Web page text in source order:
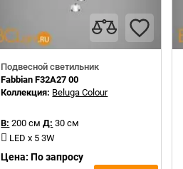
Подвесной светильник
Fabbian F32A27 00
Коллекция: Beluga Colour
В: 200 см Д: 30 см
LED x 5 3W
Цена: По запросу